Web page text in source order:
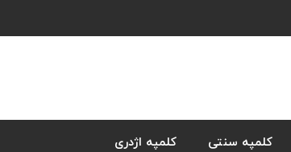
کلمپه سنتی کلمپه اژدری